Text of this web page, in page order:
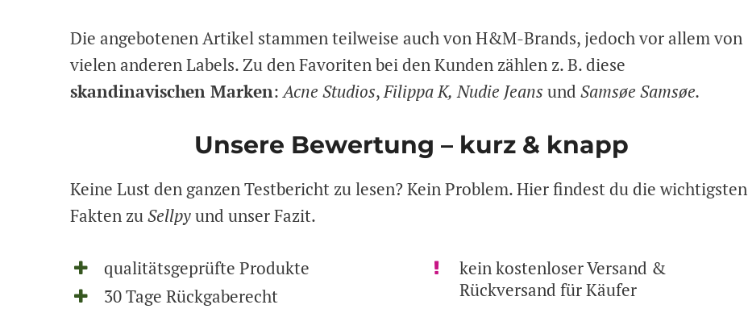
Die angebotenen Artikel stammen teilweise auch von H&M-Brands, jedoch vor allem von
vielen anderen Labels. Zu den Favoriten bei den Kunden zählen z. B. diese
skandinavischen Marken:Acne Studios,Filippa K, Nudie Jeans und Samsøe Samsøe.
Unsere Bewertung – kurz & knapp
Keine Lust den ganzen Testbericht zu lesen? Kein Problem. Hier findest du die wichtigsten
Fakten zuSellpyund unser Fazit.
qualitätsgeprüfte Produkte
30 Tage Rückgaberecht
kein kostenloser Versand &
Rückversand für Käufer